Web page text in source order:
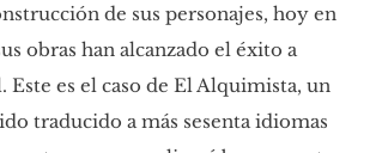
de sus personajes, hoy en
obras han alcanzado el éxito a
es el caso de El Alquimista, un
traducido a más sesenta idiomas